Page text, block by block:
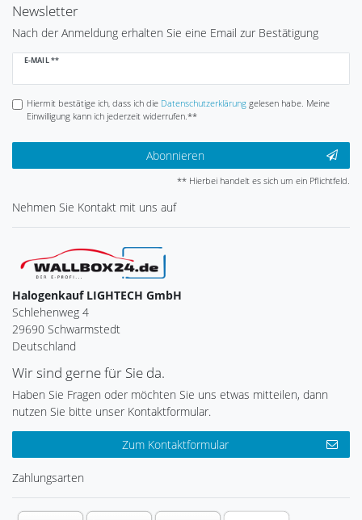
Newsletter
Nach der Anmeldung erhalten Sie eine Email zur Bestätigung
E-MAIL **
Newsletter
Hiermit bestätige ich, dass ich die Daten­schutz­erklärunggelesen habe. Meine
Einwilligung kann ich jederzeit widerrufen.**
Abonnieren
** Hierbei handelt es sich um ein Pflichtfeld.
Nehmen Sie Kontakt mit uns auf
Halogenkauf LIGHTECH GmbH
Schlehenweg 4
29690 Schwarmstedt
Deutschland
Wir sind gerne für Sie da.
Haben Sie Fragen oder möchten Sie uns etwas mitteilen, dann
nutzen Sie bitte unser Kontaktformular.
Zum Kontaktformular
Zahlungsarten